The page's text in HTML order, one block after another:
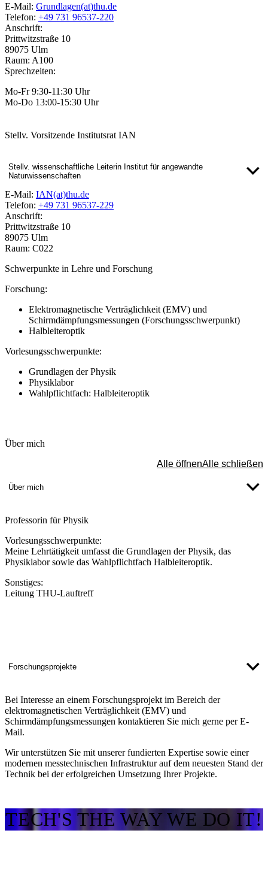
E-Mail: Grundlagen(at)thu.de
Telefon: +49 731 96537-220
Anschrift:
Prittwitzstraße 10
89075 Ulm
Raum: A100
Sprechzeiten:
Mo-Fr 9:30-11:30 Uhr
Mo-Do 13:00-15:30 Uhr
Stellv. Vorsitzende Institutsrat IAN
Stellv. wissenschaftliche Leiterin Institut für angewandte
Naturwissenschaften
E-Mail: IAN(at)thu.de
Telefon: +49 731 96537-229
Anschrift:
Prittwitzstraße 10
89075 Ulm
Raum: C022
Schwerpunkte in Lehre und Forschung
Forschung:
Elektromagnetische Verträglichkeit (EMV) und
Schirmdämpfungsmessungen (Forschungsschwerpunkt)
Halbleiteroptik
Vorlesungsschwerpunkte:
Grundlagen der Physik
Physiklabor
Wahlpflichtfach: Halbleiteroptik
Über mich
Alle öffnenAlle schließen
Über mich
Professorin für Physik
Vorlesungsschwerpunkte:
Meine Lehrtätigkeit umfasst die Grundlagen der Physik, das
Physiklabor sowie das Wahlpflichtfach Halbleiteroptik.
Sonstiges:
Leitung THU-Lauftreff
Forschungsprojekte
Bei Interesse an einem Forschungsprojekt im Bereich der
elektromagnetischen Verträglichkeit (EMV) und
Schirmdämpfungsmessungen kontaktieren Sie mich gerne per E-
Mail.
Wir unterstützen Sie mit unserer fundierten Expertise sowie einer
modernen messtechnischen Infrastruktur auf dem neuesten Stand der
Technik bei der erfolgreichen Umsetzung Ihrer Projekte.
TECH'S THE WAY WE DO IT!